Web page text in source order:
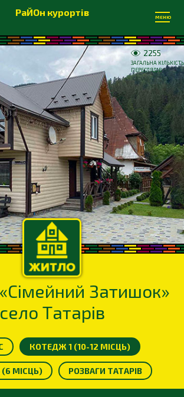
РаЙОн курортів МЕНЮ
Затишок»
село Татарів
2255
ЗАГАЛЬНА КІЛЬКІСТЬ
ПЕРЕГЛЯДІВ
КОТЕДЖ 1 (10-12 МІСЦЬ)
МІСЦЬ) РОЗВАГИ ТАТАРІВ